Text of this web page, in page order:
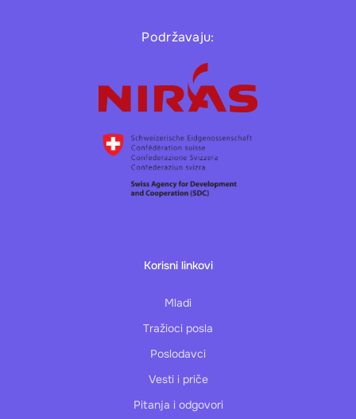
Podržavaju:
Korisni linkovi
Mladi
Tražioci posla
Poslodavci
Vesti i priče
Pitanja i odgovori